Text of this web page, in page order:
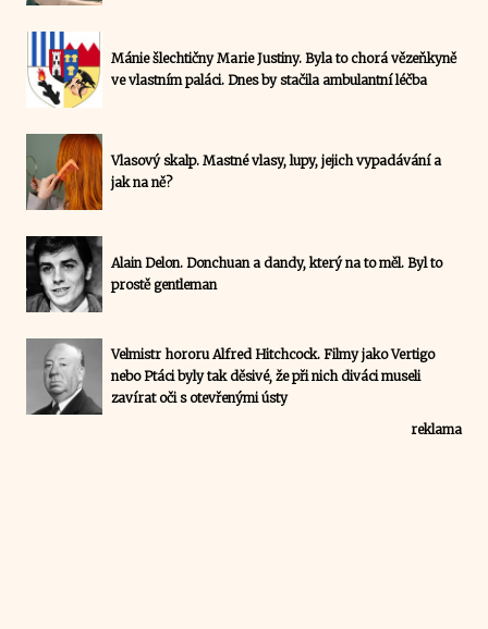
Mánie šlechtičny Marie Justiny. Byla to chorá vězeňkyně
ve vlastním paláci. Dnes by stačila ambulantní léčba
Vlasový skalp. Mastné vlasy, lupy, jejich vypadávání a
jak na ně?
Alain Delon. Donchuan a dandy, který na to měl. Byl to
prostě gentleman
Velmistr hororu Alfred Hitchcock. Filmy jako Vertigo
nebo Ptáci byly tak děsivé, že při nich diváci museli
zavírat oči s otevřenými ústy
reklama